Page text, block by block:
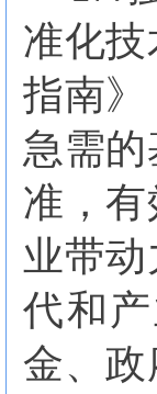
准化
指南
急需
准，
业带
代和
金、